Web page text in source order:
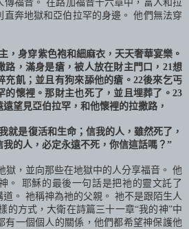
傳福音。 在路加福音十六章中，富人和拉
直奔地獄和亞伯拉罕的身邊。 他們無法穿
，身穿紫色袍和細麻衣，天天奢華宴樂。
路，滿身是瘡，被人放在財主門口， 21 想
充飢；並且有狗來舔他的瘡。 22後來乞丐
的懷裡。那財主也死了，並且埋葬了。 23
望見亞伯拉罕，和他懷裡的拉撒路，
就是復活和生命；信我的人，雖然死了，
我的人，必定永遠不死，你信這話嗎？”
獄，並向那些在地獄中的人分享福音。 他
。 耶穌的最後一句話是把祂的靈文託了
。 祂稱神為祂的父親。 祂不是跟陌生人
的方式，大衛在詩篇三十一章“我的神”中
有一個個人的關係，他們都希望神保護他